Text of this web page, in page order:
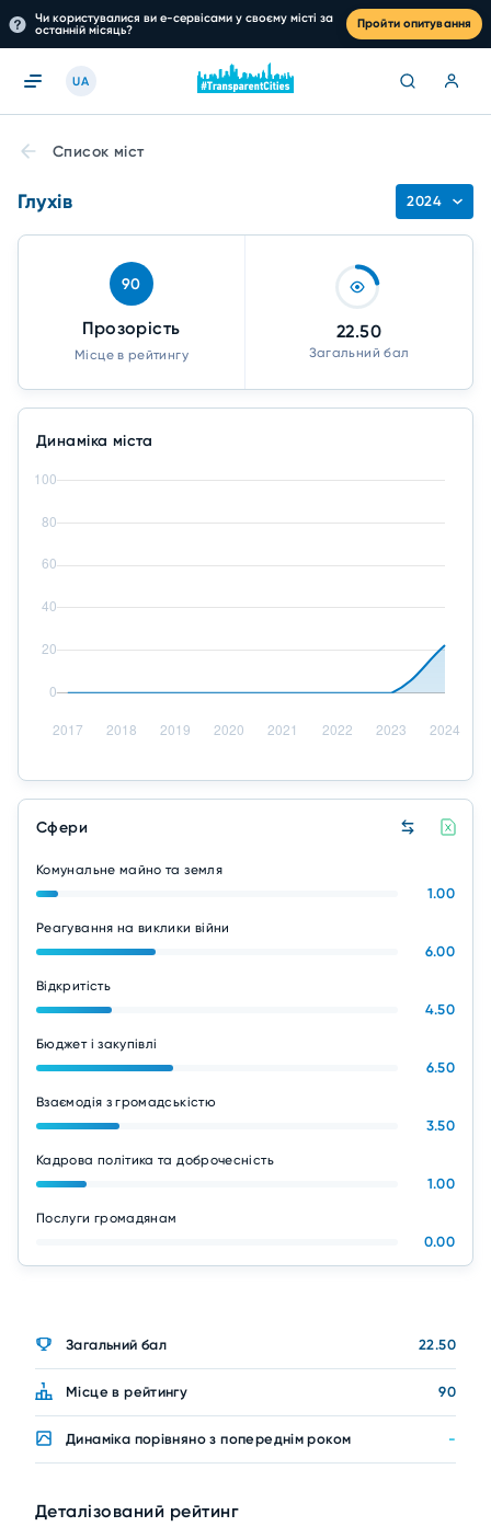
Чи користувалися ви е-сервісами у своєму місті за
останній місяць?
Пройти опитування
UA
Список міст
Глухів 2024
90
Прозорість
Місце в рейтингу
22.50
Загальний бал
Динаміка міста
Сфери
Комунальне майно та земля
1.00
Реагування на виклики війни
6.00
Відкритість
4.50
Бюджет і закупівлі
6.50
Взаємодія з громадськістю
3.50
Кадрова політика та доброчесність
1.00
Послуги громадянам
0.00
Загальний бал 22.50
Місце в рейтингу 90
Динаміка порівняно з попереднім роком -
Деталізований рейтинг